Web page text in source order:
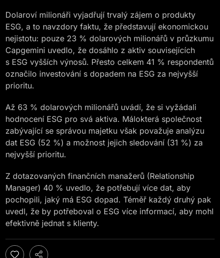
Dolaroví milionáři vyjadřují trvalý zájem o produkty
ESG, a to navzdory faktu, že představují ekonomickou
nejistotu: pouze 23 % dolarových milionářů v průzkumu
Capgemini uvedlo, že dosáhlo z aktiv souvisejících
s ESG vyšších výnosů. Přesto celkem 41 % respondentů
označilo investování s dopadem na ESG za nejvyšší
prioritu.
Až 63 % dolarových milionářů uvádí, že si vyžádali
hodnocení ESG pro svá aktiva. Málokterá společnost
zabývající se správou majetku však považuje analýzu
dat ESG (52 %) a možnost jejich sledování (31 %) za
nejvyšší prioritu.
Z dotazovaných finančních manažerů (Relationship
Manager) 40 % uvedlo, že potřebují více dat, aby
pochopili, jaký má ESG dopad. Téměř každý druhý pak
uvedl, že by potřeboval o ESG více informací, aby mohl
efektivně jednat s klienty.